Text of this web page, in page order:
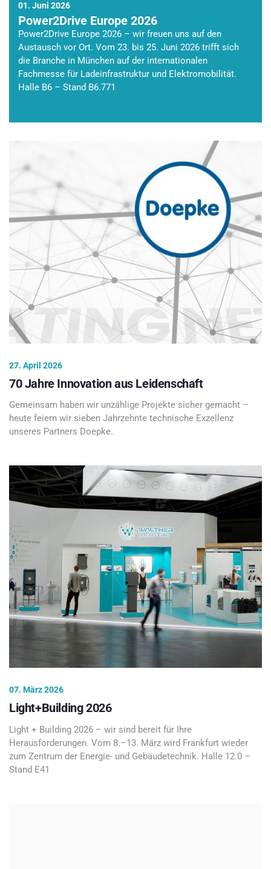
01. Juni 2026
Power2Drive Europe 2026
Power2Drive Europe 2026 – wir freuen uns auf den
Austausch vor Ort. Vom 23. bis 25. Juni 2026 trifft sich
die Branche in München auf der internationalen
Fachmesse für Ladeinfrastruktur und Elektromobilität.
Halle B6 – Stand B6.771
27. April 2026
70 Jahre Innovation aus Leidenschaft
Gemeinsam haben wir unzählige Projekte sicher gemacht –
heute feiern wir sieben Jahrzehnte technische Exzellenz
unseres Partners Doepke.
07. März 2026
Light+Building 2026
Light + Building 2026 – wir sind bereit für Ihre
Herausforderungen. Vom 8.–13. März wird Frankfurt wieder
zum Zentrum der Energie- und Gebäudetechnik. Halle 12.0 –
Stand E41